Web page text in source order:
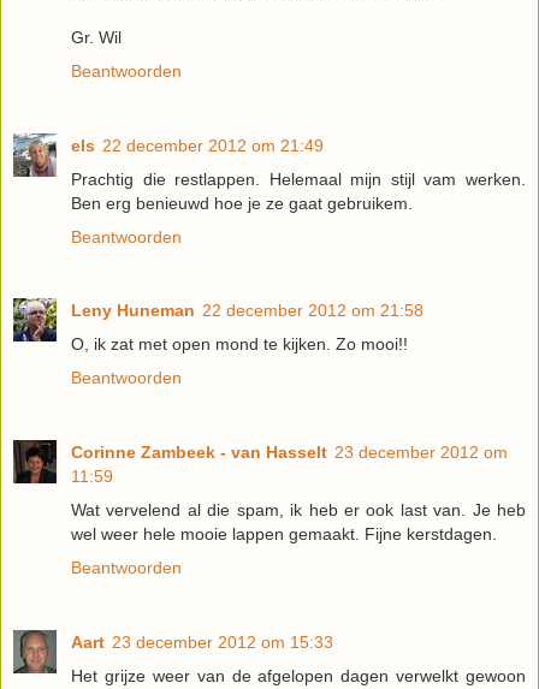
Gr. Wil
Beantwoorden
els 22 december 2012 om 21:49
Prachtig die restlappen. Helemaal mijn stijl vam werken.
Ben erg benieuwd hoe je ze gaat gebruikem.
Beantwoorden
Leny Huneman 22 december 2012 om 21:58
O, ik zat met open mond te kijken. Zo mooi!!
Beantwoorden
Corinne Zambeek - van Hasselt 23 december 2012 om
11:59
Wat vervelend al die spam, ik heb er ook last van. Je heb
wel weer hele mooie lappen gemaakt. Fijne kerstdagen.
Beantwoorden
Aart 23 december 2012 om 15:33
Het grijze weer van de afgelopen dagen verwelkt gewoon